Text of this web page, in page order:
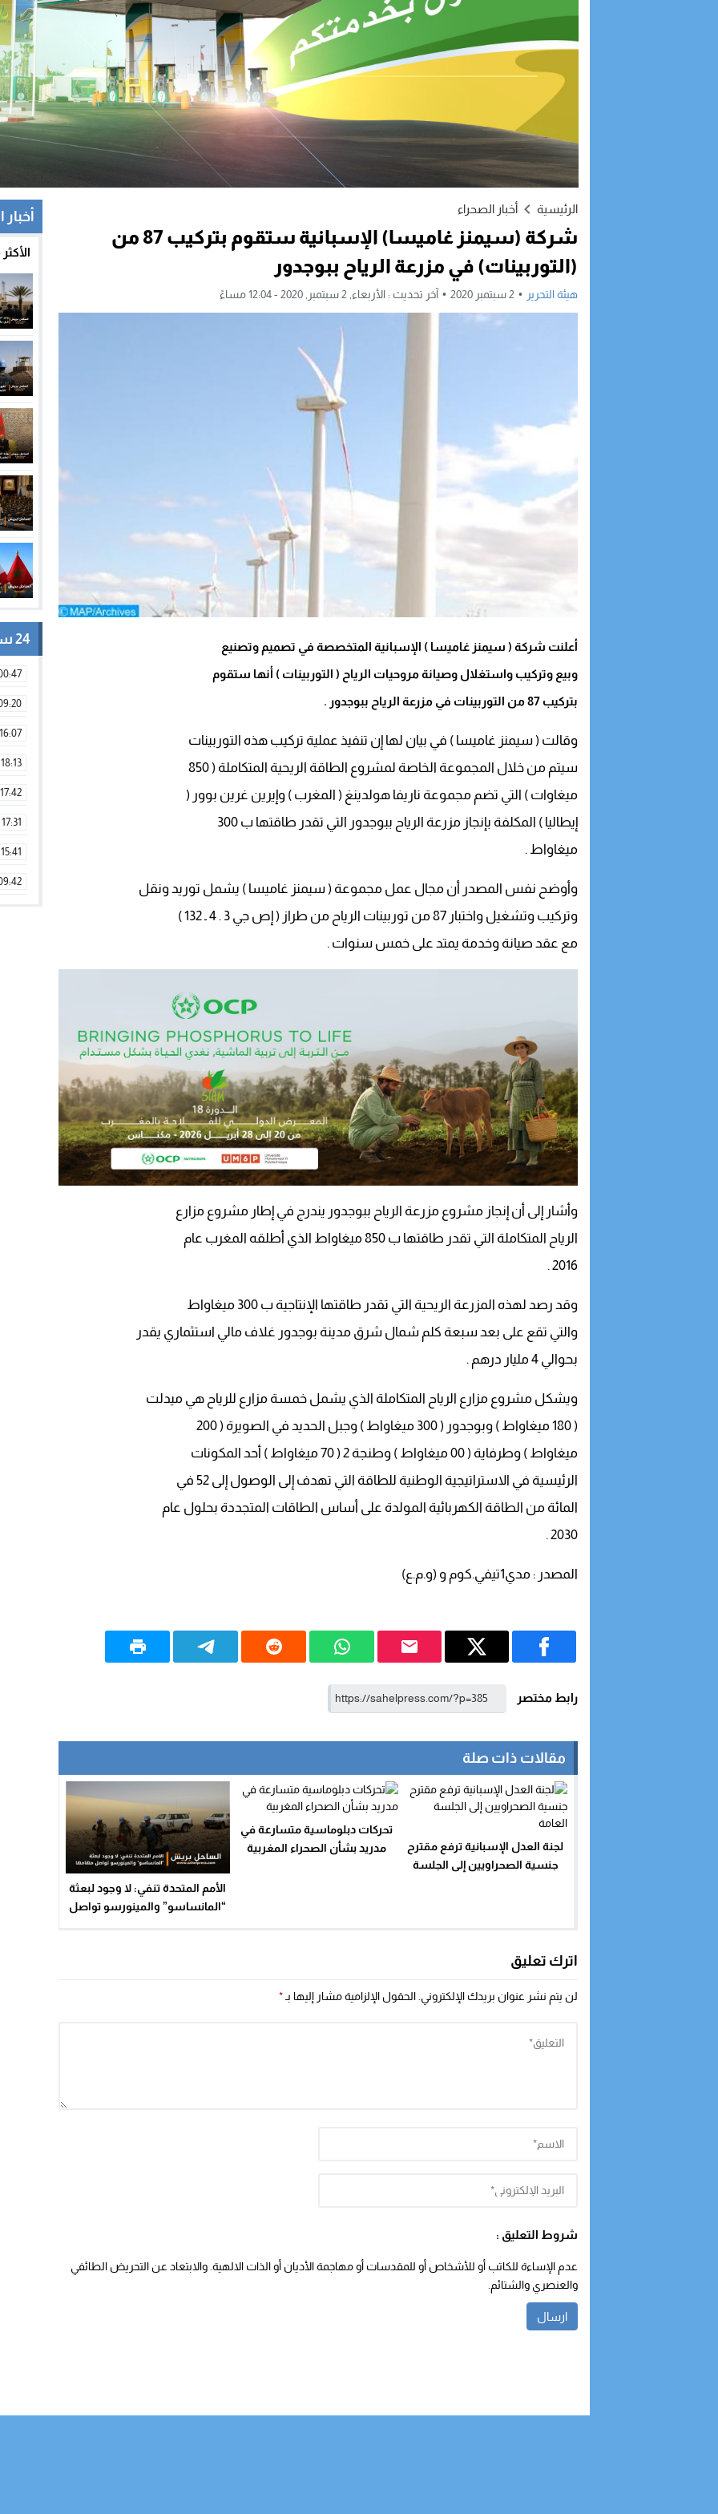
الرئيسية أخبار الصحراء
شركة (سيمنز غاميسا) الإسبانية ستقوم بتركيب 87 من
(التوربينات) في مزرعة الرياح ببوجدور
هيئة التحرير 2 سبتمبر 2020 آخر تحديث : الأربعاء, 2 سبتمبر, 2020 - 12:04 مساءً
أعلنت شركة ( سيمنز غاميسا ) الإسبانية المتخصصة في تصميم وتصنيع
وبيع وتركيب واستغلال وصيانة مروحيات الرياح ( التوربينات ) أنها ستقوم
بتركيب 87 من التوربينات في مزرعة الرياح ببوجدور .
وقالت ( سيمنز غاميسا ) في بيان لها إن تنفيذ عملية تركيب هذه التوربينات
سيتم من خلال المجموعة الخاصة لمشروع الطاقة الريحية المتكاملة ( 850
ميغاوات ) التي تضم مجموعة ناريفا هولدينغ ( المغرب ) وإيرين غرين بوور (
إيطاليا ) المكلفة بإنجاز مزرعة الرياح ببوجدور التي تقدر طاقتها ب 300
ميغاواط .
وأوضح نفس المصدر أن مجال عمل مجموعة ( سيمنز غاميسا ) يشمل توريد ونقل
وتركيب وتشغيل واختبار 87 من توربينات الرياح من طراز ( إص جي 3 . 4 ـ 132 )
مع عقد صيانة وخدمة يمتد على خمس سنوات .
وأشار إلى أن إنجاز مشروع مزرعة الرياح ببوجدور يندرج في إطار مشروع مزارع
الرياح المتكاملة التي تقدر طاقتها ب 850 ميغاواط الذي أطلقه المغرب عام
2016 .
وقد رصد لهذه المزرعة الريحية التي تقدر طاقتها الإنتاجية ب 300 ميغاواط
والتي تقع على بعد سبعة كلم شمال شرق مدينة بوجدور غلاف مالي استثماري يقدر
بحوالي 4 مليار درهم .
ويشكل مشروع مزارع الرياح المتكاملة الذي يشمل خمسة مزارع للرياح هي ميدلت
( 180 ميغاواط ) وبوجدور ( 300 ميغاواط ) وجبل الحديد في الصويرة ( 200
ميغاواط ) وطرفاية ( 00 ميغاواط ) وطنجة 2 ( 70 ميغاواط ) أحد المكونات
الرئيسية في الاستراتيجية الوطنية للطاقة التي تهدف إلى الوصول إلى 52 في
المائة من الطاقة الكهربائية المولدة على أساس الطاقات المتجددة بحلول عام
2030 .
المصدر : مدي1تيفي.كوم و (و.م.ع)
رابط مختصر
مقالات ذات صلة
لجنة العدل الإسبانية ترفع مقترح
جنسية الصحراويين إلى الجلسة
تحركات دبلوماسية متسارعة في
مدريد بشأن الصحراء المغربية
الأمم المتحدة تنفي: لا وجود لبعثة
“المانساسو” والمينورسو تواصل
اترك تعليق
لن يتم نشر عنوان بريدك الإلكتروني.الحقول الإلزامية مشار إليها بـ*
شروط التعليق :
عدم الإساءة للكاتب أو للأشخاص أو للمقدسات أو مهاجمة الأديان أو الذات الالهية. والابتعاد عن التحريض الطائفي
والعنصري والشتائم.
أخبار
24 ساعة
16:07
18:13
17:42
17:31
15:41